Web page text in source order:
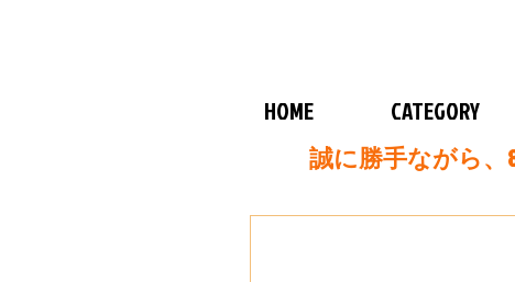
HOME CATEGORY
誠に勝手ながら、